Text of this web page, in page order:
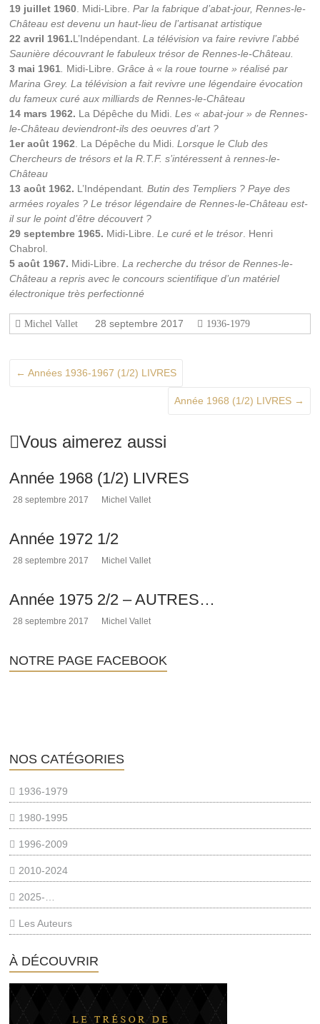
19 juillet 1960 . Midi-Libre. Par la fabrique d’abat-jour, Rennes-le-
Château est devenu un haut-lieu de l’artisanat artistique
22 avril 1961.L’Indépendant.La télévision va faire revivre l’abbé
Saunière découvrant le fabuleux trésor de Rennes-le-Château.
3 mai 1961
Midi-Libre.Grâce à « la roue tourne » réalisé par
Marina Grey. La télévision a fait revivre une légendaire évocation
du fameux curé aux milliards de Rennes-le-Château
14 mars 1962. La Dépêche du Midi.Les « abat-jour » de Rennes-
le-Château deviendront-ils des oeuvres d’art ?
1er août 1962 . La Dépêche du Midi. Lorsque le Club des
Chercheurs de trésors et la R.T.F. s’intéressent à rennes-le-
Château
13 août 1962. L’Indépendant . Butin des Templiers ? Paye des
armées royales ? Le trésor légendaire de Rennes-le-Château est-
il sur le point d’être découvert ?
29 septembre 1965. Midi-Libre.Le curé et le trésor . Henri
Chabrol.
5 août 1967. Midi-Libre.La recherche du trésor de Rennes-le-
Château a repris avec le concours scientifique d’un matériel
électronique très perfectionné
Michel Vallet 28 septembre 2017 1936-1979
← Années 1936-1967 (1/2) LIVRES
Année 1968 (1/2) LIVRES →
Vous aimerez aussi
Année 1968 (1/2) LIVRES
28 septembre 2017 Michel Vallet
Année 1972 1/2
28 septembre 2017 Michel Vallet
Année 1975 2/2 – AUTRES…
28 septembre 2017 Michel Vallet
NOTRE PAGE FACEBOOK
NOS CATÉGORIES
1936-1979
1980-1995
1996-2009
2010-2024
2025-…
Les Auteurs
À DÉCOUVRIR